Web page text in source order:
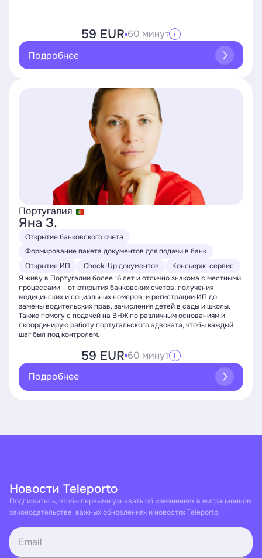
59 EUR 60 минут i
Подробнее
Португалия
Яна З.
Открытие банковского счета
Формирование пакета документов для подачи в банк
Открытие ИП
Check-Up документов
Консьерж-сервис
Я живу в Португалии более 16 лет и отлично знакома с местными
процессами – от открытия банковских счетов, получения
медицинских и социальных номеров, и регистрации ИП до
замены водительских прав, зачисления детей в сады и школы.
Также помогу с подачей на ВНЖ по различным основаниям и
скоординирую работу португальского адвоката, чтобы каждый
шаг был под контролем.
59 EUR 60 минут i
Подробнее
Новости Teleporto
Подпишитесь, чтобы первыми узнавать об изменениях в миграционном
законодательстве, важных обновлениях и новостях Teleporto.